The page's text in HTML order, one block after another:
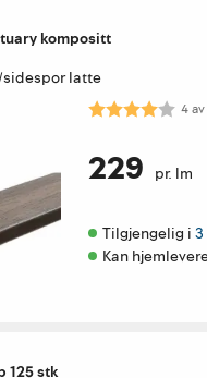
kompositt
sidespor latte
Karakter: 4.0
4av
229 pr. lm
Tilgjengelig i
Kan
125 stk